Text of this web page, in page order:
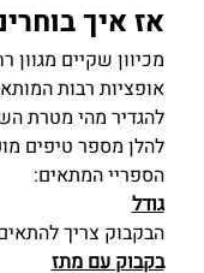
אז איך
מכיוון שקיים
אופציות רבות
להגדיר מהי מטרת
להלן מספר טיפים
הספריי המתאים:
גודל
הבקבוק צריך
בקבוק עם מתז